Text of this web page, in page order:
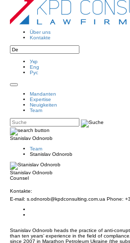
Über uns
Kontakte
Укр
Eng
Рус
Mandanten
Expertise
Neuigkeiten
Team
Stanislav Odnorob
Team
Stanislav Odnorob
Stanislav Odnorob
Counsel
Kontakte:
E-mail: s.odnorob@kpdconsulting.com.ua Phone:
Stanislav Odnorob heads the practice of anti-
than ten years’ experience in the field of
since 2007 in Marathon Petroleum Ukraine (the